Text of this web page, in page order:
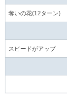
奪いの花(12ターン)
スピードがアップ